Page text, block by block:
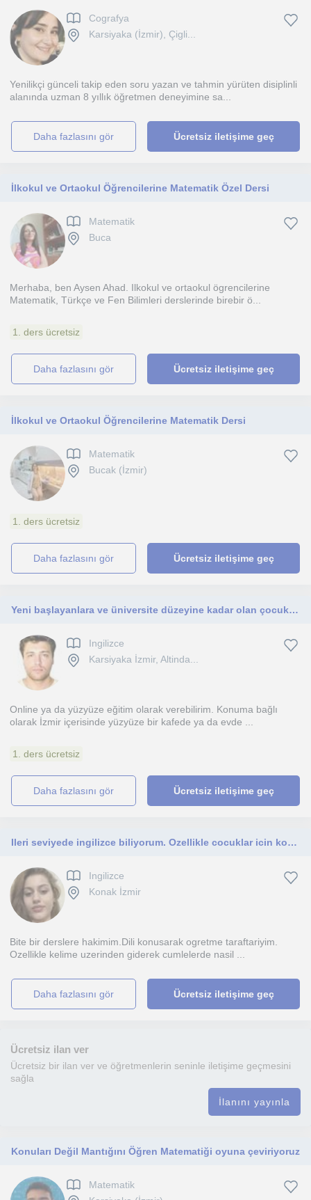
Cografya
Karsiyaka (İzmir), Çigli...
Yenilikçi günceli takip eden soru yazan ve tahmin yürüten disiplinli
alanında uzman 8 yıllık öğretmen deneyimine sa...
daha fazlasını gör Ücretsiz iletişime geç
İlkokul ve Ortaokul Öğrencilerine Matematik Özel Dersi
Matematik
Buca
Merhaba, ben Aysen Ahad. Ilkokul ve ortaokul ögrencilerine
Matematik, Türkçe ve Fen Bilimleri derslerinde birebir ö...
1. ders ücretsiz
daha fazlasını gör Ücretsiz iletişime geç
İlkokul ve Ortaokul Öğrencilerine Matematik Dersi
Matematik
Bucak (İzmir)
1. ders ücretsiz
daha fazlasını gör Ücretsiz iletişime geç
Yeni başlayanlara ve üniversite düzeyine kadar olan çocuklara.
Ingilizce
Karsiyaka İzmir, Altinda...
Online ya da yüzyüze eğitim olarak verebilirim. Konuma bağlı
olarak İzmir içerisinde yüzyüze bir kafede ya da evde ...
1. ders ücretsiz
daha fazlasını gör Ücretsiz iletişime geç
Ileri seviyede ingilizce biliyorum. Ozellikle cocuklar icin konusarak ogrenme konusunda yardimci olmaktan mutluluk duration.
Ingilizce
Konak İzmir
Bite bir derslere hakimim.Dili konusarak ogretme taraftariyim.
Ozellikle kelime uzerinden giderek cumlelerde nasil ...
daha fazlasını gör Ücretsiz iletişime geç
Ücretsiz ilan ver
Ücretsiz bir ilan ver ve öğretmenlerin seninle iletişime geçmesini
sağla
İlanını yayınla
Konuları Değil Mantığını Öğren Matematiği oyuna çeviriyoruz
Matematik